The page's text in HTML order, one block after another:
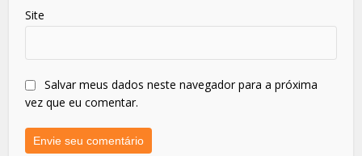
Site
Salvar meus dados neste navegador para a próxima
vez que eu comentar.